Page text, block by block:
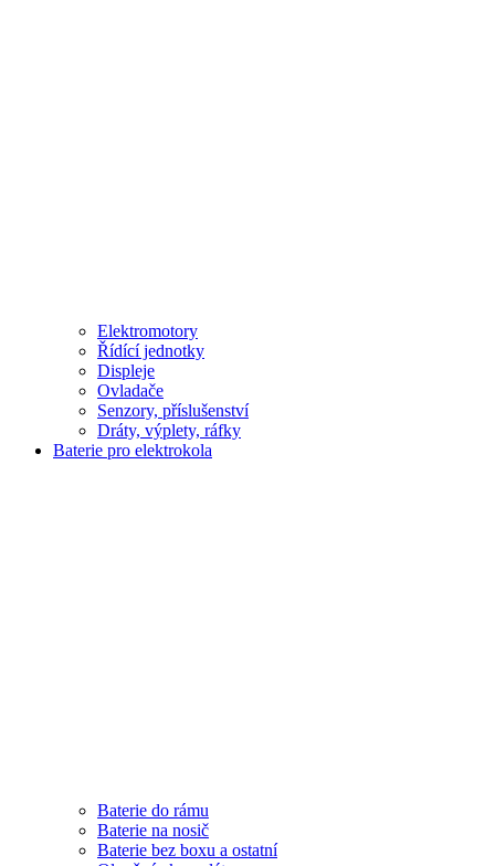
Elektromotory
Řídící jednotky
Displeje
Ovladače
Senzory, příslušenství
Dráty, výplety, ráfky
Baterie pro elektrokola
Baterie do rámu
Baterie na nosič
Baterie bez boxu a ostatní